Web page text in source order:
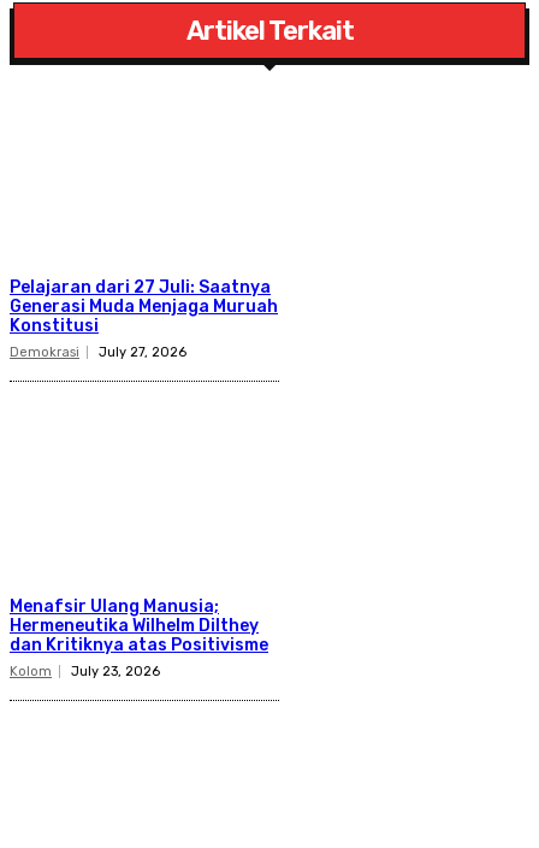
Artikel Terkait
Pelajaran dari 27 Juli: Saatnya
Generasi Muda Menjaga Muruah
Konstitusi
Demokrasi July 27, 2026
Menafsir Ulang Manusia;
Hermeneutika Wilhelm Dilthey
dan Kritiknya atas Positivisme
Kolom July 23, 2026